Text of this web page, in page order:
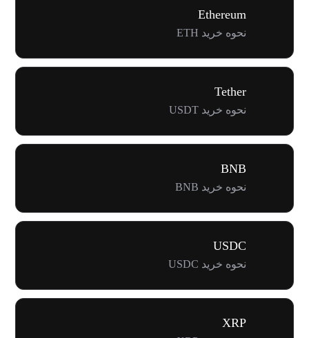
Ethereum
نحوه خرید ETH
Tether
نحوه خرید USDT
BNB
نحوه خرید BNB
USDC
نحوه خرید USDC
XRP